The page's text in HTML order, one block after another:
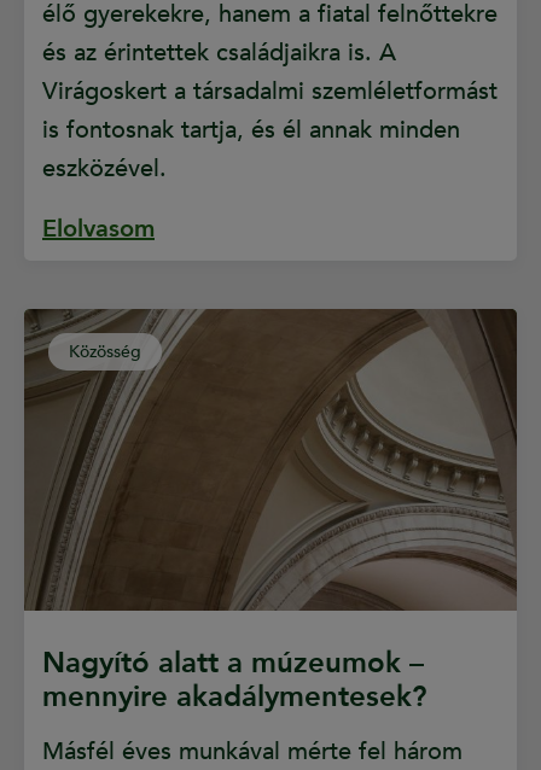
élő gyerekekre, hanem a fiatal felnőttekre
és az érintettek családjaikra is. A
Virágoskert a társadalmi szemléletformást
is fontosnak tartja, és él annak minden
eszközével.
Elolvasom
Közösség
Nagyító alatt a múzeumok –
mennyire akadálymentesek?
Másfél éves munkával mérte fel három